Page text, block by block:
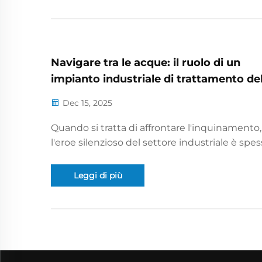
Navigare tra le acque: il ruolo di un
impianto industriale di trattamento
Dec 15, 2025
Quando si tratta di affrontare l'inquinamento,
l'eroe silenzioso del settore industriale è
reflue. Sembra un po' noioso, vero? Ma aspetti!
Questa struttura svolge un ruolo
Leggi di più